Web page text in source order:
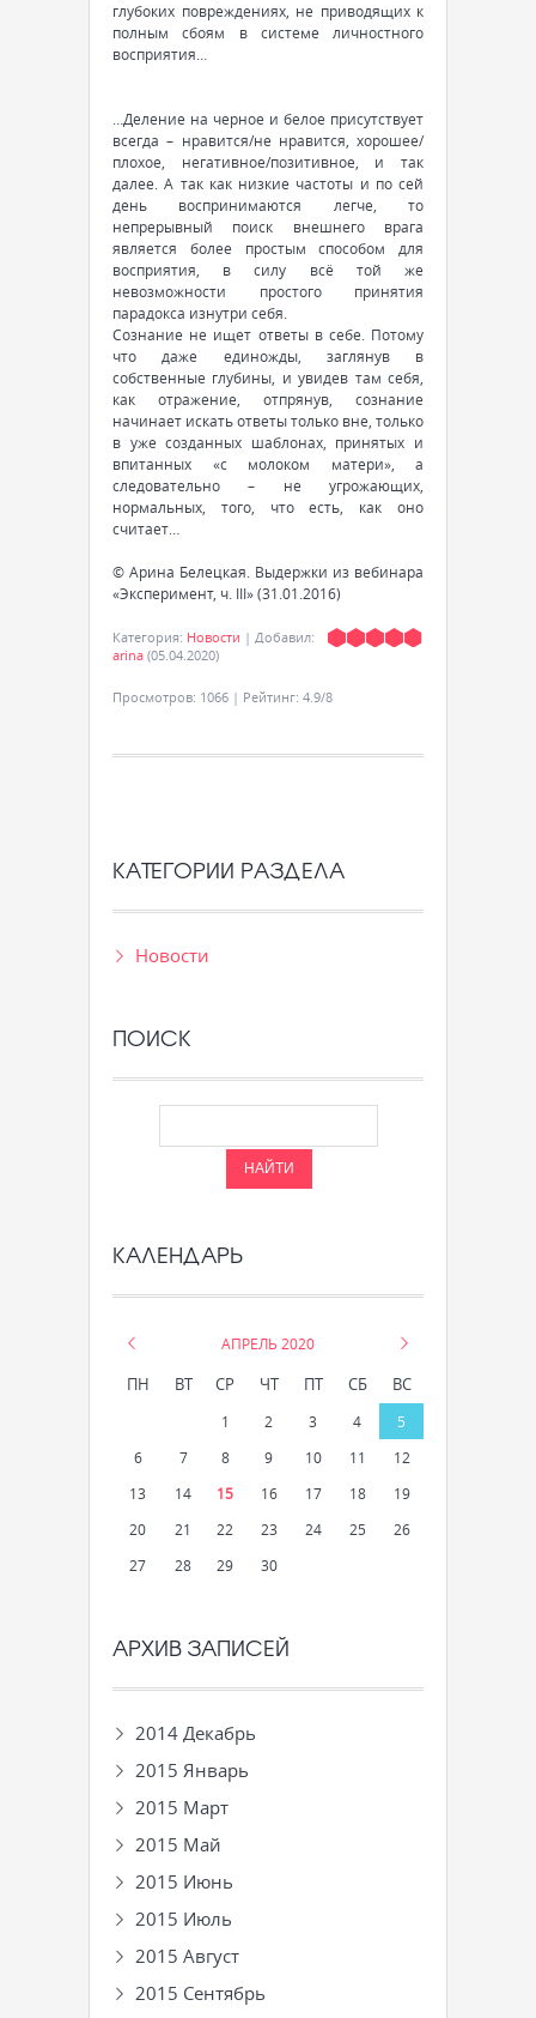
глубоких повреждениях, не приводящих к
полным сбоям в системе личностного
восприятия…
…Деление на черное и белое присутствует
всегда – нравится/не нравится, хорошее/
плохое, негативное/позитивное, и так
далее. А так как низкие частоты и по сей
день воспринимаются легче, то
непрерывный поиск внешнего врага
является более простым способом для
восприятия, в силу всё той же
невозможности простого принятия
парадокса изнутри себя.
Сознание не ищет ответы в себе. Потому
что даже единожды, заглянув в
собственные глубины, и увидев там себя,
как отражение, отпрянув, сознание
начинает искать ответы только вне, только
в уже созданных шаблонах, принятых и
впитанных «с молоком матери», а
следовательно – не угрожающих,
нормальных, того, что есть, как оно
считает…
© Арина Белецкая. Выдержки из вебинара
«Эксперимент, ч. III» (31.01.2016)
Категория: Новости | Добавил:
arina (05.04.2020)
Просмотров: 1066 | Рейтинг: 4.9/8
КАТЕГОРИИ РАЗДЕЛА
Новости
ПОИСК
КАЛЕНДАРЬ
АПРЕЛЬ 2020
ПН ВТ СР ЧТ ПТ СБ ВС
1 2 3 4
5
6
7 8 9 10 11
12
13
14 15 16 17 18
19
20
21 22 23 24 25
26
27
28 29 30
АРХИВ ЗАПИСЕЙ
2014 Декабрь
2015 Январь
2015 Март
2015 Май
2015 Июнь
2015 Июль
2015 Август
2015 Сентябрь